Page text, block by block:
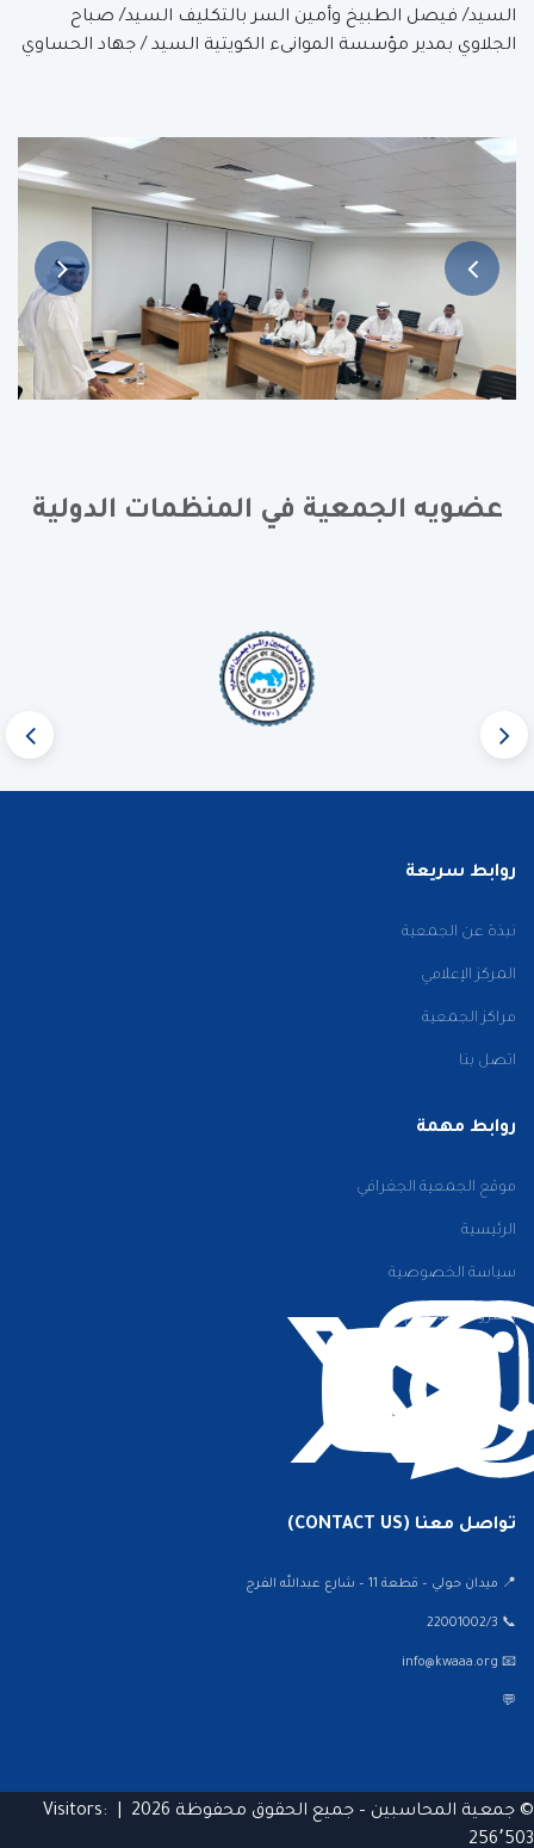
السيد/ فيصل الطبيخ وأمين السر بالتكليف السيد/ صباح
الجلاوي بمدير مؤسسة الموانىء الكويتية السيد / جهاد الحساوي
عضويه الجمعية في المنظمات الدولية
روابط سريعة
نبذة عن الجمعية
المركز الإعلامي
مراكز الجمعية
اتصل بنا
روابط مهمة
موقع الجمعية الجغرافي
الرئيسية
سياسة الخصوصية
الشروط والأحكام
تواصل معنا (CONTACT US)
📍 ميدان حولي – قطعة 11 – شارع عبدالله الفرج
📞 22001002/3
📧 info@kwaaa.org
💬
© جمعية المحاسبين – جميع الحقوق محفوظة 2026 |
Visitors:
256٬503